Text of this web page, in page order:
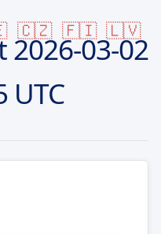
🇨🇿 🇫🇮 🇱🇻
2026-03-02
UTC